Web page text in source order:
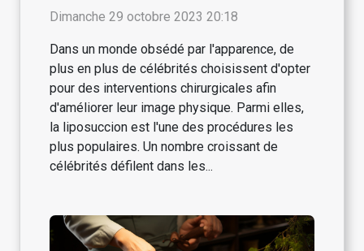
Dimanche 29 octobre 2023 20:18
Dans un monde obsédé par l'apparence, de
plus en plus de célébrités choisissent d'opter
pour des interventions chirurgicales afin
d'améliorer leur image physique. Parmi elles,
la liposuccion est l'une des procédures les
plus populaires. Un nombre croissant de
célébrités défilent dans les...